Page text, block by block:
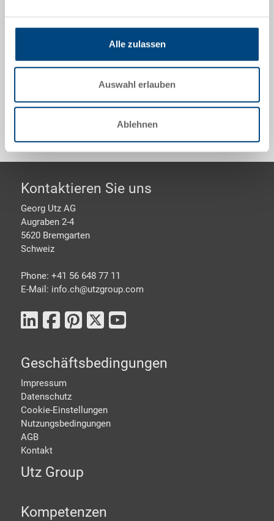
Alle zulassen
Auswahl erlauben
Ablehnen
Optionales Zubehör
Sonderanfertigungen - Unser Spezialgebiet
Footer
Kontaktieren Sie uns
Georg Utz AG
Augraben 2-4
5620 Bremgarten
Schweiz
Phone: +41 56 648 77 11
E-Mail: info.ch@utzgroup.com
Geschäftsbedingungen
Impressum
Datenschutz
Cookie-Einstellungen
Nutzungsbedingungen
AGB
Kontakt
Utz Group
Kompetenzen